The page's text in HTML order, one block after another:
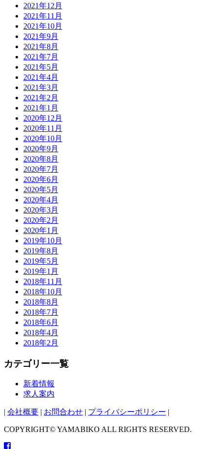
2021年12月
2021年11月
2021年10月
2021年9月
2021年8月
2021年7月
2021年5月
2021年4月
2021年3月
2021年2月
2021年1月
2020年12月
2020年11月
2020年10月
2020年9月
2020年8月
2020年7月
2020年6月
2020年5月
2020年4月
2020年3月
2020年2月
2020年1月
2019年10月
2019年8月
2019年5月
2019年1月
2018年11月
2018年10月
2018年8月
2018年7月
2018年6月
2018年4月
2018年2月
カテゴリー一覧
新着情報
求人案内
| 会社概要 | お問合わせ | プライバシーポリシー |
COPYRIGHT© YAMABIKO ALL RIGHTS RESERVED.